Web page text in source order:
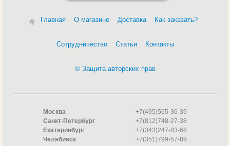
Главная О магазине Доставка Как заказать?
Сотрудничество Статьи Контакты
© Защита авторских прав
Москва
+7(495)565-36-39
Санкт-Петербург
+7(812)748-27-38
Екатеринбург
+7(343)247-83-66
Челябинск
+7(351)799-57-89